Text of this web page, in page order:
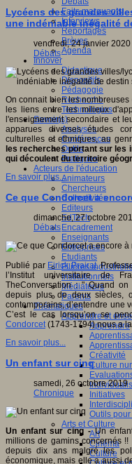
Faits marquants
Interviews
Reportages
Brèves
Agenda
Innover
Didactique
Dispositifs
Pédagogie
Recherche
Technologies
Savoir(s)
Analyses
Conférences
Outils
Pratiques
Acteurs de l'éducation
Animateurs
Chercheurs
Collectivités
Editeurs
EdTech
Encadrement
Enseignants
Entreprises
Etudiants
Filières
Institutionnels
Médiateurs
Parents
Thématiques
Apprendre et
Apprendre
Créativité
Culture
Initiatives
Outils
Arts et Culture
Art
Cinéma
Culture
Lycéens des grandes
une indéniable inégalité
vendredi, 24 janvier 2020
Débats
On connait bien les
les liens entre les milieux
l'enseignement secondaire et
apparues diverses études
culturelles et ethniques, au
les recherches portant sur les
qui découlent du territoire
En savoir plus...
Ce que Condorcet a
dimanche, 27 octobre
Débats
Publié par Eirick Prairat,
l’Institut universitaire de
TheConversation : " Quand
depuis plus de deux siècles,
contemporains, d’entendre une
C’est le cas lorsqu’on se
Condorcet(1743-1794) nous a
En savoir plus...
Un enfant sur cinq
samedi, 26 octobre 2019
Chronique
Un enfant sur cinq -Un
millions de gamins concernés
depuis dix ans malgré les
économique, mais elle a aussi